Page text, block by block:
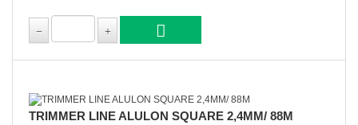
TRIMMER LINE ALULON SQUARE 2,4MM/ 88M